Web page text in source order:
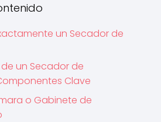
un Secador de
un Secador de
Clave
o Gabinete de